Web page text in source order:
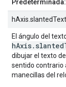
Predeterminada:
El ángulo del
dibujar el texto
sentido contrario
manecillas del